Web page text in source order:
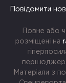
Повідомити
Повне або
розміщені на
Матеріали з